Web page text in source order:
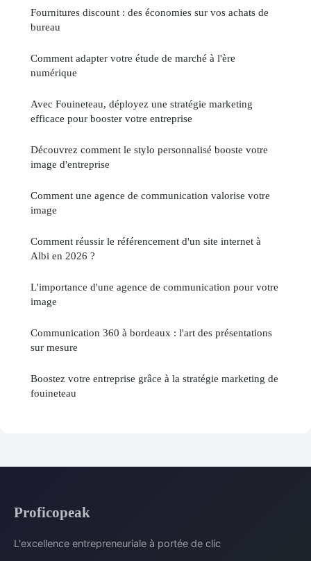
Fournitures discount : des économies sur vos achats de
bureau
Comment adapter votre étude de marché à l'ère
numérique
Avec Fouineteau, déployez une stratégie marketing
efficace pour booster votre entreprise
Découvrez comment le stylo personnalisé booste votre
image d'entreprise
Comment une agence de communication valorise votre
image
Comment réussir le référencement d'un site internet à
Albi en 2026 ?
L'importance d'une agence de communication pour votre
image
Communication 360 à bordeaux : l'art des présentations
sur mesure
Boostez votre entreprise grâce à la stratégie marketing de
fouineteau
Proficopeak
L'excellence entrepreneuriale à portée de clic